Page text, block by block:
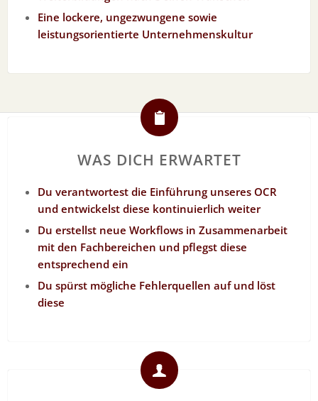
Eine lockere, ungezwungene sowie
leistungsorientierte Unternehmenskultur
WAS DICH ERWARTET
Du verantwortest die Einführung unseres OCR
und entwickelst diese kontinuierlich weiter
Du erstellst neue Workflows in Zusammenarbeit
mit den Fachbereichen und pflegst diese
entsprechend ein
Du spürst mögliche Fehlerquellen auf und löst
diese